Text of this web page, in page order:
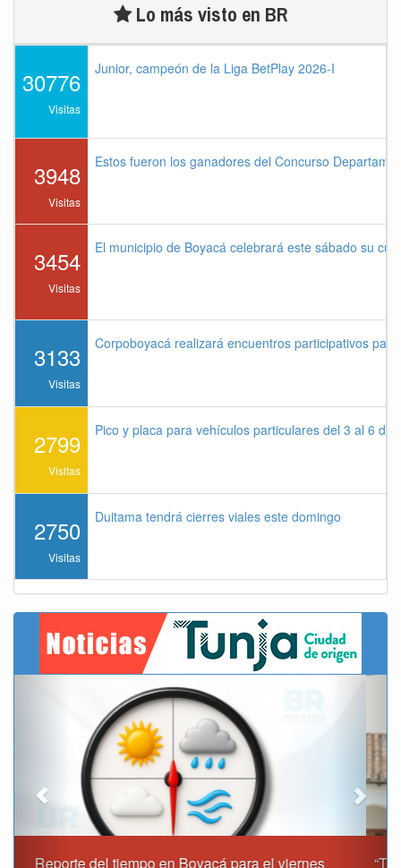
Lo más visto en BR
30776
Visitas
Junior, campeón de la Liga BetPlay 2026-I
3948
Visitas
Estos fueron los ganadores del Concurso
3454
Visitas
El municipio de Boyacá celebrará este sábado su
3133
Visitas
Corpoboyacá realizará encuentros participativos
2799
Visitas
Pico y placa para vehículos particulares del 3 al 6 de
2750
Visitas
Duitama tendrá cierres viales este domingo
“Tunja nos ha dado demasiado y no podemos fallarle en